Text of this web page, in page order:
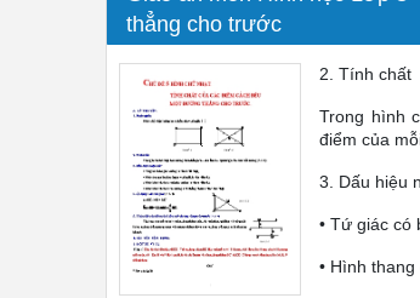
thẳng cho trước
2. Tính chất
Trong hình
điểm của
3. Dấu hiệu
• Tứ giác có
• Hình